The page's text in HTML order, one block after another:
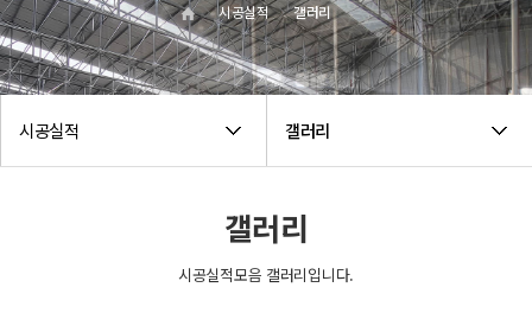
시공실적 갤러리
시공실적 갤러리
갤러리
시공실적모음 갤러리입니다.